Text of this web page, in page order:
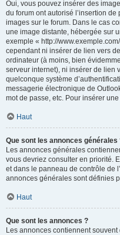
Oui, vous pouvez insérer des
du forum ont autorisé l’insertion
images sur le forum. Dans le cas
une image distante, hébergée sur
exemple « http://
cependant ni insérer de lien vers
ordinateur (à moins, bien
serveur internet), ni insérer de lien
quelconque système
messagerie électronique de
mot de passe, etc. Pour insérer
Haut
Que sont les annonces générales
Les annonces générales
vous devriez consulter en priorité.
et dans le panneau de contrôle de
annonces générales sont définies
Haut
Que sont les annonces ?
Les annonces contiennent